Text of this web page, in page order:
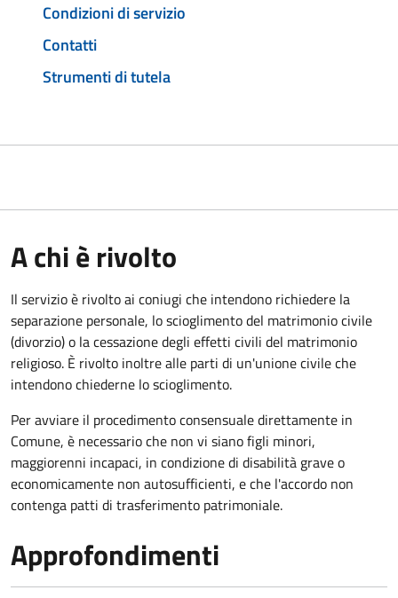
Condizioni di servizio
Contatti
Strumenti di tutela
A chi è rivolto
Il servizio è rivolto ai coniugi che intendono richiedere la
separazione personale, lo scioglimento del matrimonio civile
(divorzio) o la cessazione degli effetti civili del matrimonio
religioso. È rivolto inoltre alle parti di un'unione civile che
intendono chiederne lo scioglimento.
Per avviare il procedimento consensuale direttamente in
Comune, è necessario che non vi siano figli minori,
maggiorenni incapaci, in condizione di disabilità grave o
economicamente non autosufficienti, e che l'accordo non
contenga patti di trasferimento patrimoniale.
Approfondimenti